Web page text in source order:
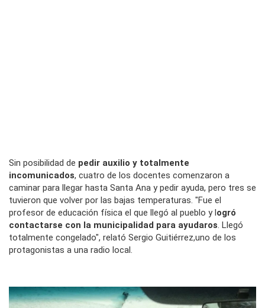
Sin posibilidad de pedir auxilio y totalmente
incomunicados, cuatro de los docentes comenzaron a
caminar para llegar hasta Santa Ana y pedir ayuda, pero tres se
tuvieron que volver por las bajas temperaturas. "Fue el
profesor de educación física el que llegó al pueblo y logró
contactarse con la municipalidad para ayudaros. Llegó
totalmente congelado", relató Sergio Guitiérrez,uno de los
protagonistas a una radio local.